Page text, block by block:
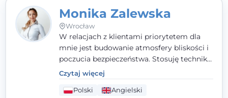
Monika Zalewska
Wrocław
W relacjach z klientami priorytetem dla
mnie jest budowanie atmosfery bliskości i
poczucia bezpieczeństwa. Stosuję techniki
poznawczo-behawioralne oraz metody,
które koncentrują się na rozwiązaniach
(TSR). Te polegają na osiąganiu
Czytaj więcej
Polski Angielski